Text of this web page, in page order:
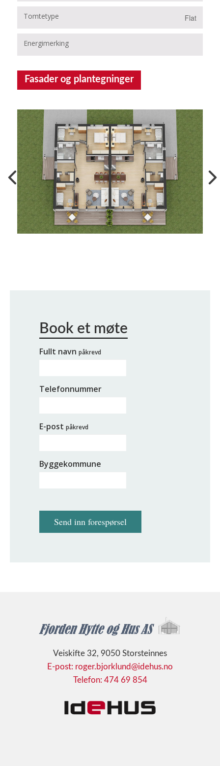
Tomtetype Flat
Energimerking
Fasader og plantegninger
Fullt navn påkrevd
Telefonnummer
E-post påkrevd
Byggekommune
Send inn forespørsel
Veiskifte 32, 9050 Storsteinnes
E-post: roger.bjorklund@idehus.no
Telefon: 474 69 854